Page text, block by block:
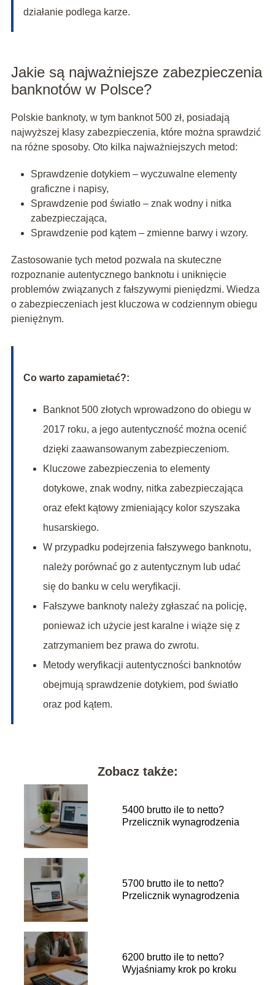
działanie podlega karze.
Jakie są najważniejsze zabezpieczenia
banknotów w Polsce?
Polskie banknoty, w tym banknot 500 zł, posiadają
najwyższej klasy zabezpieczenia, które można sprawdzić
na różne sposoby. Oto kilka najważniejszych metod:
Sprawdzenie dotykiem – wyczuwalne elementy
graficzne i napisy,
Sprawdzenie pod światło – znak wodny i nitka
zabezpieczająca,
Sprawdzenie pod kątem – zmienne barwy i wzory.
Zastosowanie tych metod pozwala na skuteczne
rozpoznanie autentycznego banknotu i uniknięcie
problemów związanych z fałszywymi pieniędzmi. Wiedza
o zabezpieczeniach jest kluczowa w codziennym obiegu
pieniężnym.
Co warto zapamietać?:
Banknot 500 złotych wprowadzono do obiegu w
2017 roku, a jego autentyczność można ocenić
dzięki zaawansowanym zabezpieczeniom.
Kluczowe zabezpieczenia to elementy
dotykowe, znak wodny, nitka zabezpieczająca
oraz efekt kątowy zmieniający kolor szyszaka
husarskiego.
W przypadku podejrzenia fałszywego banknotu,
należy porównać go z autentycznym lub udać
się do banku w celu weryfikacji.
Fałszywe banknoty należy zgłaszać na policję,
ponieważ ich użycie jest karalne i wiąże się z
zatrzymaniem bez prawa do zwrotu.
Metody weryfikacji autentyczności banknotów
obejmują sprawdzenie dotykiem, pod światło
oraz pod kątem.
Zobacz także:
5400 brutto ile to netto?
Przelicznik wynagrodzenia
5700 brutto ile to netto?
Przelicznik wynagrodzenia
6200 brutto ile to netto?
Wyjaśniamy krok po kroku